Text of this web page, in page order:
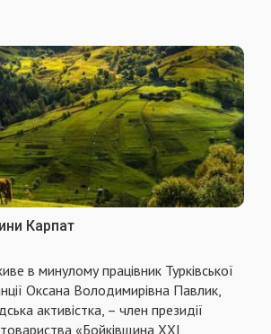
Карпат
в минулому працівник Турківської
Оксана Володимирівна Павлик,
активістка, – член президії
«Бойківщина ХХІ